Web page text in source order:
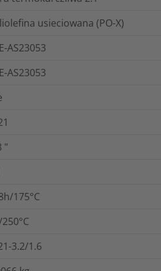
usieciowana (PO-X)
AS23053
AS23053
"
175°C
3.2/1.6